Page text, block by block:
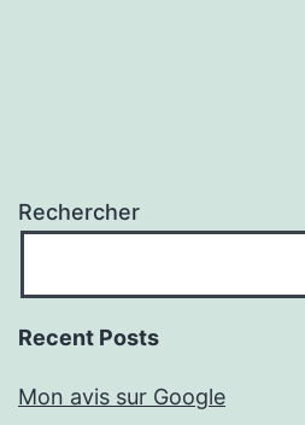
Rechercher
Recent Posts
Mon avis sur Google